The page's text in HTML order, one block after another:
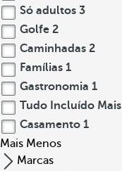
Só adultos 3
Golfe 2
Caminhadas 2
Famílias 1
Gastronomia 1
Tudo Incluído Mais
Casamento 1
Mais Menos
Marcas